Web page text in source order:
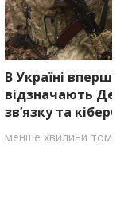
В Україні вперше
відзначають
зв’язку та
менше хвилини тому